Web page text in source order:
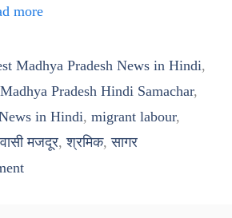
more
Madhya Pradesh News in Hindi,
Madhya Pradesh Hindi Samachar,
in Hindi, migrant labour,
मजदूर,श्रमिक,सागर